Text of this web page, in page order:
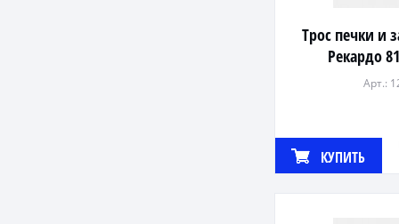
Трос печки и
Рекардо
Арт.:
КУПИТЬ